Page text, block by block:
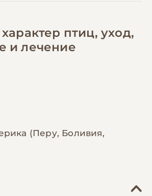
птиц, уход,
и лечение
(Перу, Боливия,